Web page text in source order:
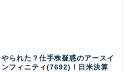
やられた？仕手株疑惑のアースイ
ンフィニティ(7692)！日米決算